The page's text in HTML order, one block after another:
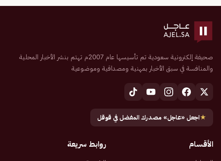
صحيفة إلكترونية سعودية تم تأسيسها عام 2007م تهتم بنشر الأخبار المحلية
والمنافسة في سبق الأخبار بمهنية ومصداقية وموضوعية
★اجعل «عاجل» مصدرك المفضل في قوقل
الأقسام روابط سريعة